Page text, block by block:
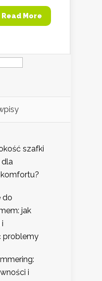
Read More
szafki
dla
do
jak
problemy
i